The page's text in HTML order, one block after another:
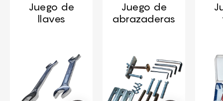
Juego de
llaves
Juego de
abrazaderas